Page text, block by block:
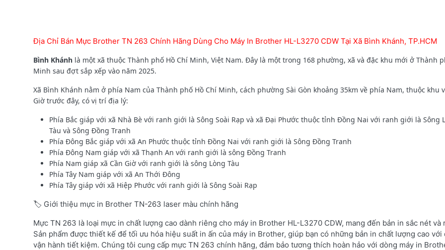
Địa Chỉ Bán Mực Brother TN 263 Chính Hãng Dùng Cho Máy In Brother HL-L3270 CDW Tại Xã Bình Khánh, TP.HCM
Bình Khánh là một xã thuộc Thành phố Hồ Chí Minh, Việt Nam. Đây là một trong 168 phường, xã và đặc khu mới ở Thành
Minh sau đợt sắp xếp vào năm 2025.
Xã Bình Khánh nằm ở phía Nam của Thành phố Hồ Chí Minh, cách phường Sài Gòn khoảng 35km về phía Nam, thuộc khu
Giờ trước đây, có vị trí địa lý:
Phía Bắc giáp với xã Nhà Bè với ranh giới là Sông Soài Rạp và xã Đại Phước thuộc tỉnh Đồng Nai với ranh giới là Sông
Tàu và Sông Đồng Tranh
Phía Đông Bắc giáp với xã An Phước thuộc tỉnh Đồng Nai với ranh giới là Sông Đồng Tranh
Phía Đông Nam giáp với xã Thạnh An với ranh giới là sông Đồng Tranh
Phía Nam giáp xã Cần Giờ với ranh giới là sông Lòng Tàu
Phía Tây Nam giáp với xã An Thới Đông
Phía Tây giáp với xã Hiệp Phước với ranh giới là Sông Soài Rạp
🏷️ Giới thiệu mực in Brother TN-263 laser màu chính hãng
Mực TN 263 là loại mực in chất lượng cao dành riêng cho máy in Brother HL-L3270 CDW, mang đến bản in sắc nét và
Sản phẩm được thiết kế để tối ưu hóa hiệu suất in ấn của máy in Brother, giúp bạn có những bản in chất lượng cao với
vận hành tiết kiệm. Chúng tôi cung cấp mực TN 263 chính hãng, đảm bảo tương thích hoàn hảo với dòng máy in